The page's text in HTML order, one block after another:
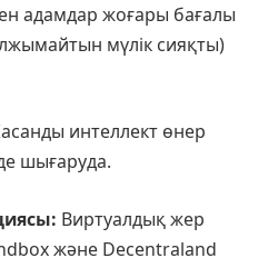
адамдар жоғары бағалы
мүлік сияқты)
интеллект өнер
шығаруда.
Виртуалдық жер
және Decentraland